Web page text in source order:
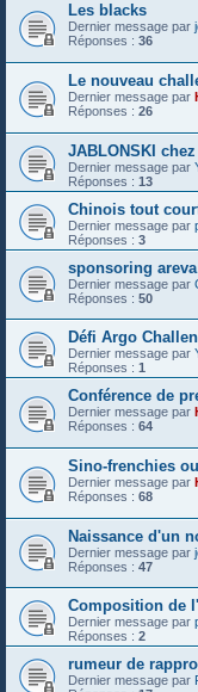
Les blacks
Dernier message par
Réponses : 36
Le nouveau
Dernier message par
Réponses : 26
JABLONSKI
Dernier message par
Réponses : 13
Chinois tout
Dernier message par
Réponses : 3
sponsoring areva
Dernier message par
Réponses : 50
Défi Argo
Dernier message par
Réponses : 1
Conférence de
Dernier message par
Réponses : 64
Sino-frenchies
Dernier message par
Réponses : 68
Naissance d'un
Dernier message par
Réponses : 47
Composition de
Dernier message par
Réponses : 2
rumeur de
Dernier message par